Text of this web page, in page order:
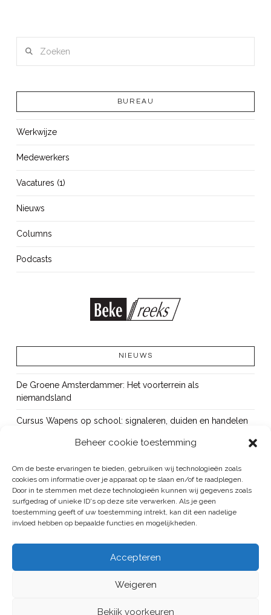
Beheer cookie toestemming
Om de beste ervaringen te bieden, gebruiken wij technologieën zoals
cookies om informatie over je apparaat op te slaan en/of te raadplegen.
Door in te stemmen met deze technologieën kunnen wij gegevens zoals
surfgedrag of unieke ID's op deze site verwerken. Als je geen
toestemming geeft of uw toestemming intrekt, kan dit een nadelige
invloed hebben op bepaalde functies en mogelijkheden.
Accepteren
Weigeren
Bekijk voorkeuren
BUREAU
Werkwijze
Medewerkers
Vacatures (1)
Nieuws
Columns
Podcasts
NIEUWS
De Groene Amsterdammer: Het voorterrein als
niemandsland
Cursus Wapens op school: signaleren, duiden en handelen
Bureau Beke ontwikkelt jeugdmonitor Aruba
Vacature: senior onderzoeker
GROEP
ALGEMENE VOORWAARDEN
PUBLICATIES PROJECTEN BUREAU